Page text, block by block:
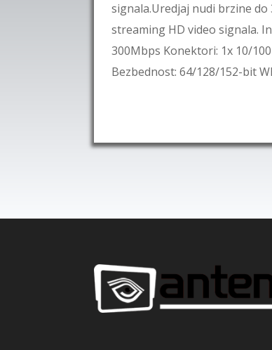
signala.Uredjaj nudi brzine
streaming HD video signala.
300Mbps Konektori: 1x 10/
Bezbednost: 64/128/152-bit